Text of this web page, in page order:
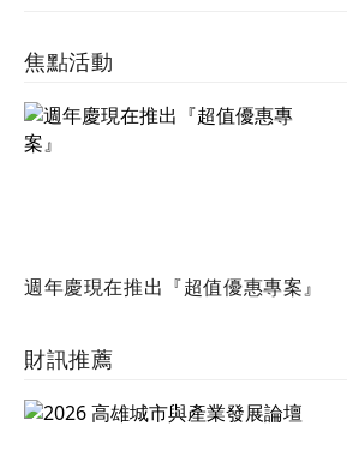
焦點活動
週年慶現在推出『超值優惠專案』
財訊推薦